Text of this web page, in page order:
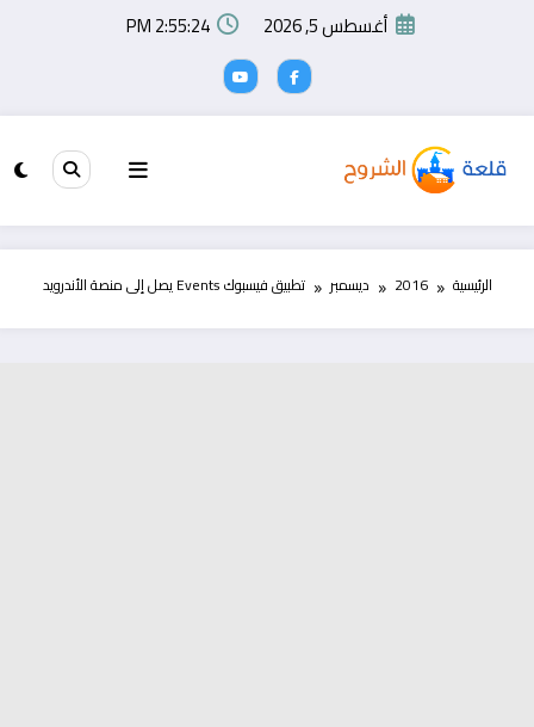
أغسطس 5, 2026 2:55:25 PM
الرئيسية 2016 ديسمبر تطبيق فيسبوك Events يصل إلى منصة الأندرويد